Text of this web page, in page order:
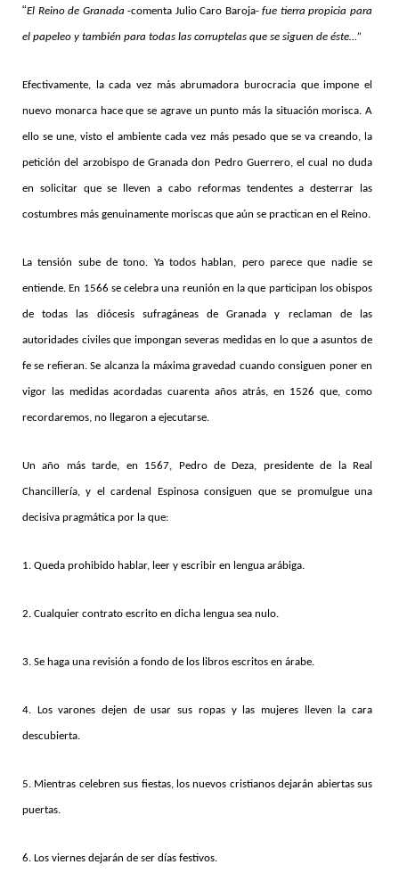
“El Reino de Granada-comenta Julio Caro Baroja-fue tierra propicia para
el papeleo y también para todas las corruptelas que se siguen de éste…”
Efectivamente, la cada vez más abrumadora burocracia que impone el
nuevo monarca hace que se agrave un punto más la situación morisca. A
ello se une, visto el ambiente cada vez más pesado que se va creando, la
petición del arzobispo de Granada don Pedro Guerrero, el cual no duda
en solicitar que se lleven a cabo reformas tendentes a desterrar las
costumbres más genuinamente moriscas que aún se practican en el Reino.
La tensión sube de tono. Ya todos hablan, pero parece que nadie se
entiende. En 1566 se celebra una reunión en la que participan los obispos
de todas las diócesis sufragáneas de Granada y reclaman de las
autoridades civiles que impongan severas medidas en lo que a asuntos de
fe se refieran. Se alcanza la máxima gravedad cuando consiguen poner en
vigor las medidas acordadas cuarenta años atrás, en 1526 que, como
recordaremos, no llegaron a ejecutarse.
Un año más tarde, en 1567, Pedro de Deza, presidente de la Real
Chancillería, y el cardenal Espinosa consiguen que se promulgue una
decisiva pragmática por la que:
1. Queda prohibido hablar, leer y escribir en lengua arábiga.
2. Cualquier contrato escrito en dicha lengua sea nulo.
3. Se haga una revisión a fondo de los libros escritos en árabe.
4. Los varones dejen de usar sus ropas y las mujeres lleven la cara
descubierta.
5. Mientras celebren sus fiestas, los nuevos cristianos dejarán abiertas sus
puertas.
6. Los viernes dejarán de ser días festivos.